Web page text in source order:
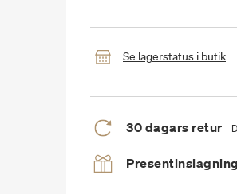
Se lagerstatus i butik
30 dagars retur
Presentinslagning